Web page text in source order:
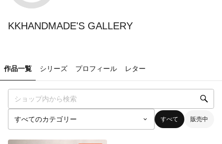
KKHANDMADE'S GALLERY
作品一覧 シリーズ プロフィール レター
すべて 販売中